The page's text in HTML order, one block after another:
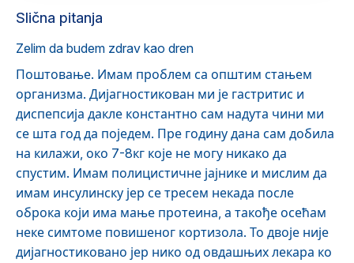
Slična pitanja
Zelim da budem zdrav kao dren
Поштовање. Имам проблем са општим стањем
организма. Дијагностикован ми је гастритис и
диспепсија дакле константно сам надута чини ми
се шта год да поједем. Пре годину дана сам добила
на килажи, око 7-8кг које не могу никако да
спустим. Имам полицистичне јајнике и мислим да
имам инсулинску јер се тресем некада после
оброка који има мање протеина, а такође осећам
неке симтоме повишеног кортизола. То двоје није
дијагностиковано јер нико од овдашњих лекара ко